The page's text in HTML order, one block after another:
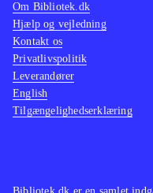
Om Bibliotek.dk
Hjælp og vejledning
Kontakt os
Privatlivspolitik
Leverandører
English
Tilgængelighedserklæring